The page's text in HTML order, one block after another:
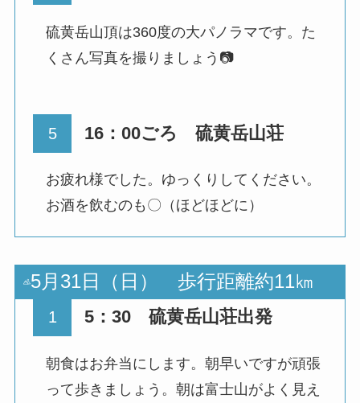
硫黄岳山頂は360度の大パノラマです。た
くさん写真を撮りましょう📷
16：00ごろ 硫黄岳山荘
お疲れ様でした。ゆっくりしてください。
お酒を飲むのも〇（ほどほどに）
5月31日（日） 歩行距離約11㎞
5：30 硫黄岳山荘出発
朝食はお弁当にします。朝早いですが頑張
って歩きましょう。朝は富士山がよく見え